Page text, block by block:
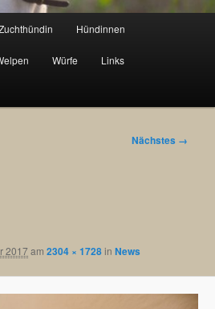
Hündinnen
Würfe Links
Nächstes →
2017am2304 × 1728inNews